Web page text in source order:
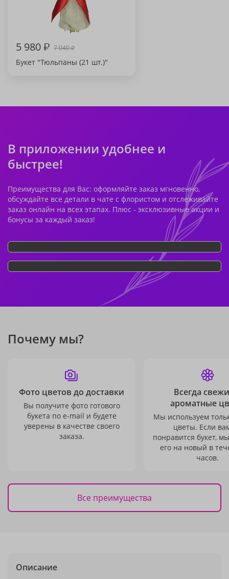
5 980₽ 7 040₽
Букет "Тюльпаны (21 шт.)"
В приложении удобнее и
быстрее!
Преимущества для Вас: оформляйте заказ мгновенно,
обсуждайте все детали в чате с флористом и отслеживайте
заказ онлайн на всех этапах. Плюс - эксклюзивные акции и
бонусы за каждый заказ!
Почему мы?
Фото цветов до доставки
Вы получите фото готового
букета по e-mail и будете
уверены в качестве своего
заказа.
Всегда
ароматные
Мы используем
цветы. Если
понравится букет,
его на новый в
часов.
Все преимущества
Описание